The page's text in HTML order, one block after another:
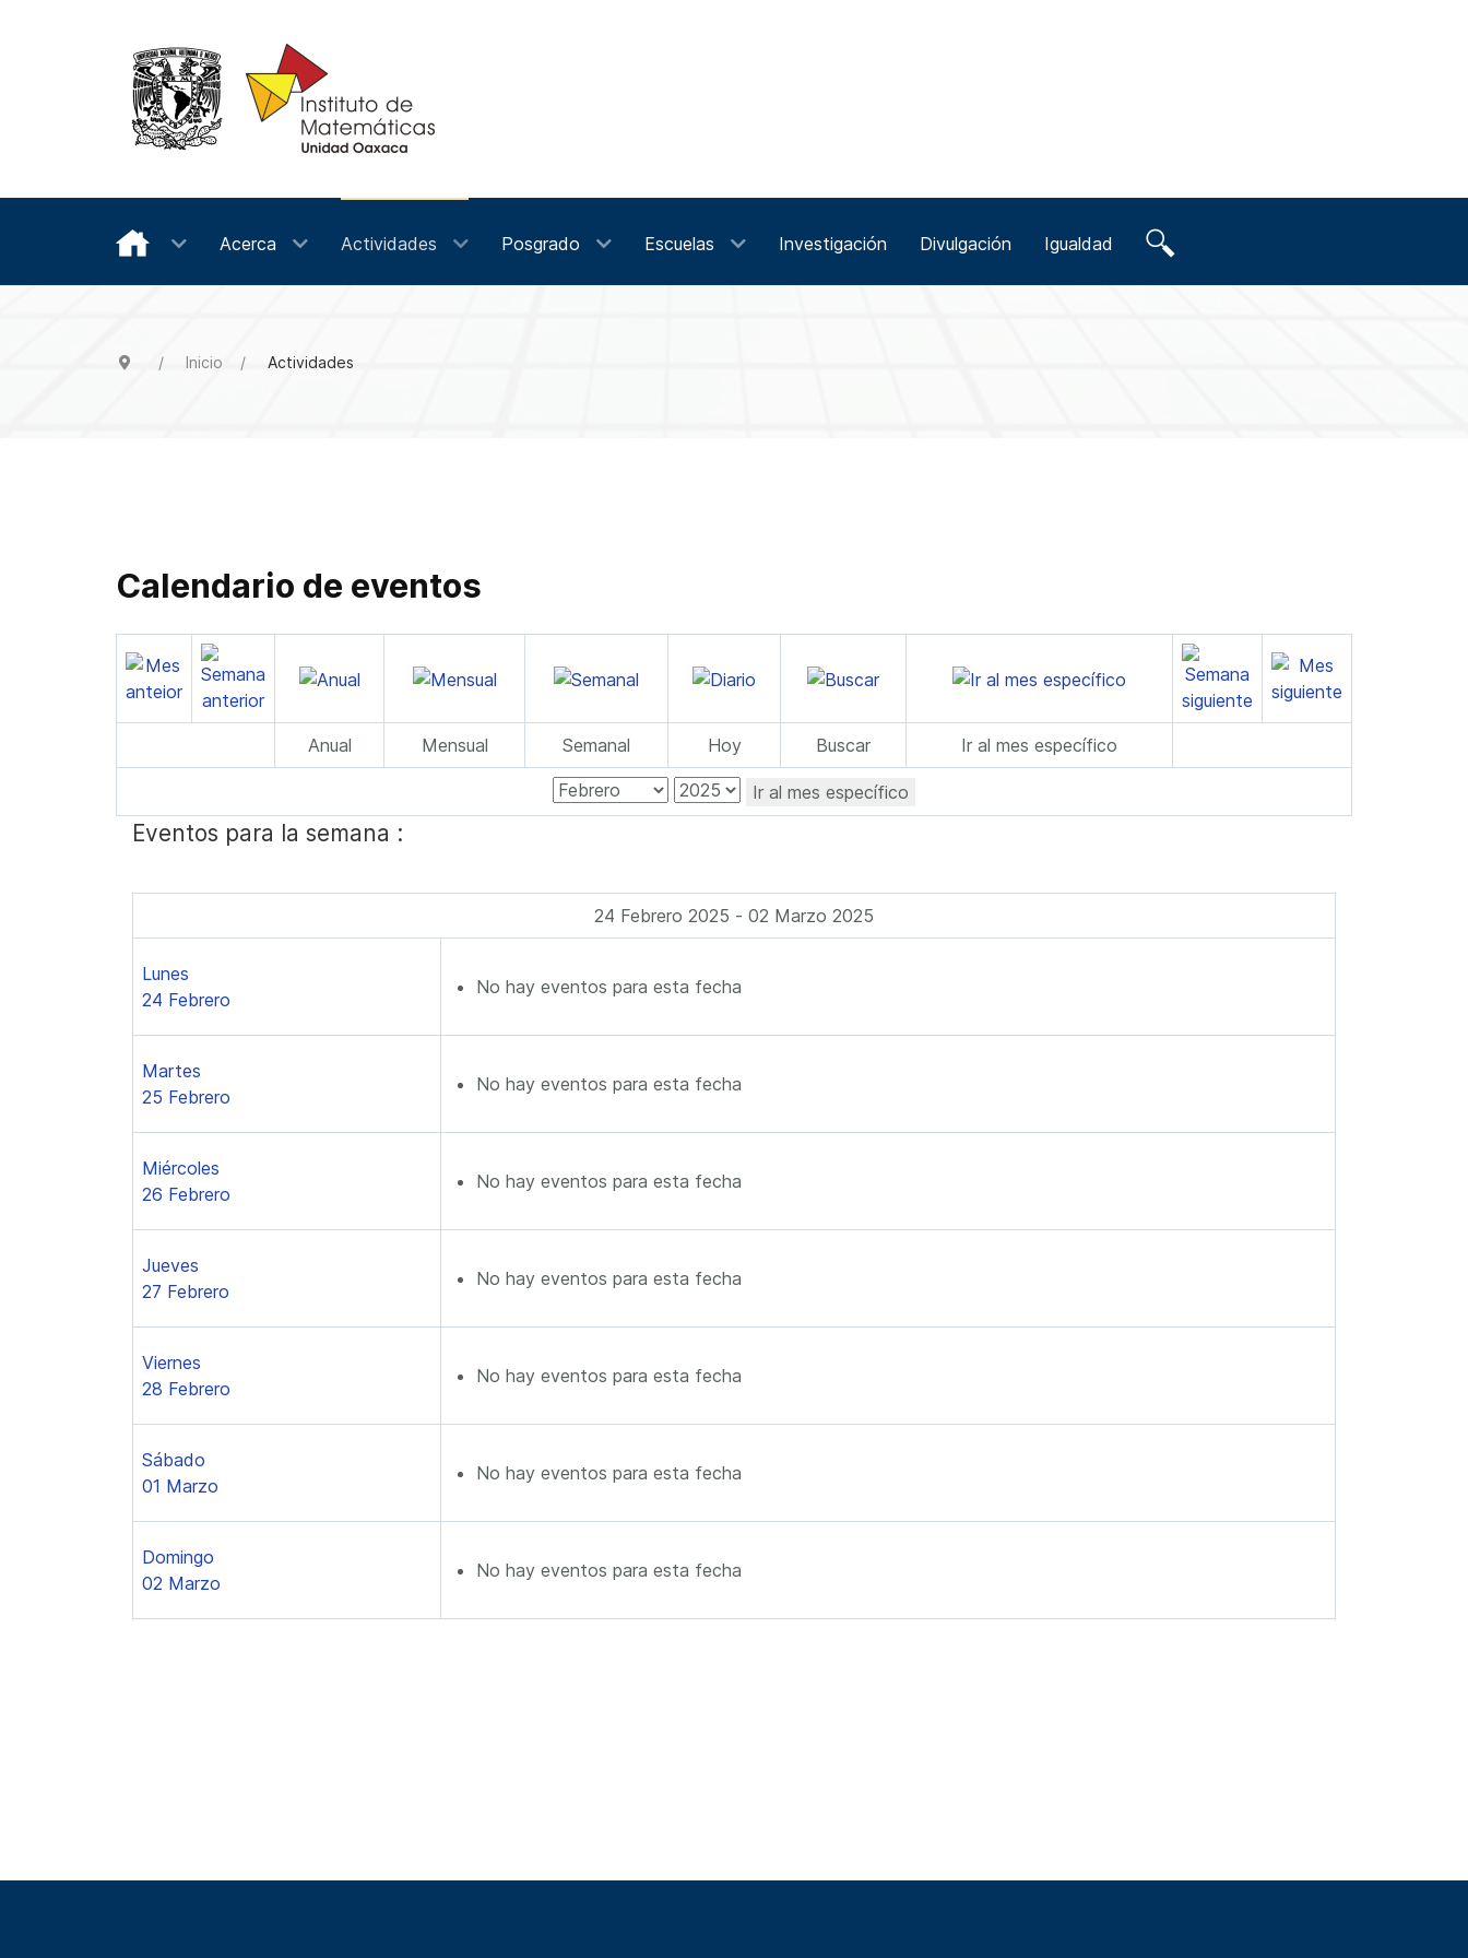
Acerca Actividades Posgrado Escuelas Investigación Divulgación Igualdad
Inicio Actividades
Calendario de eventos
Anual Mensual Semanal Hoy Buscar Ir al mes específico
Ir al mes específico
Eventos para la semana :
24 Febrero 2025 - 02 Marzo 2025
Lunes
24 Febrero
No hay eventos para esta fecha
Martes
25 Febrero
No hay eventos para esta fecha
Miércoles
26 Febrero
No hay eventos para esta fecha
Jueves
27 Febrero
No hay eventos para esta fecha
Viernes
28 Febrero
No hay eventos para esta fecha
Sábado
01 Marzo
No hay eventos para esta fecha
Domingo
02 Marzo
No hay eventos para esta fecha